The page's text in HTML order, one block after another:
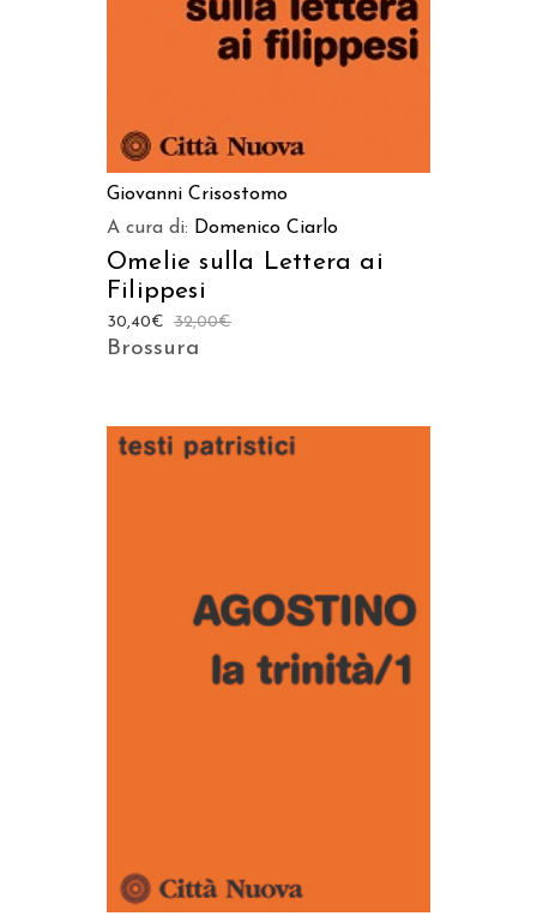
Giovanni Crisostomo
A cura di: Domenico Ciarlo
Omelie sulla Lettera ai
Filippesi
32,00€
30,40€
Brossura
AGGIUNGI AL CARRELLO